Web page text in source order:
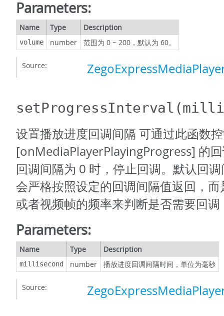
Parameters:
Name Type Description
volume number 范围为 0 ~ 200，默认为 60。
Source:
setProgressInterval
设置播放进度回调间隔 可通过此函数
[onMediaPlayerPlayingProgress] 的
回调间隔为 0 时，停止回调。默认回
会严格按照设定的回调间隔值返回，
或者视频帧的频率来判断是否需要回调
Parameters:
Name Type Description
millisecond number 播放进度回调间隔时间，单位为毫秒
Source: